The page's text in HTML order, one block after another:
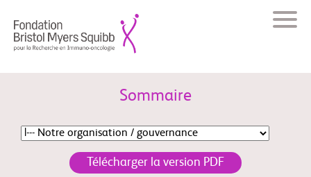
Sommaire
Télécharger la version PDF